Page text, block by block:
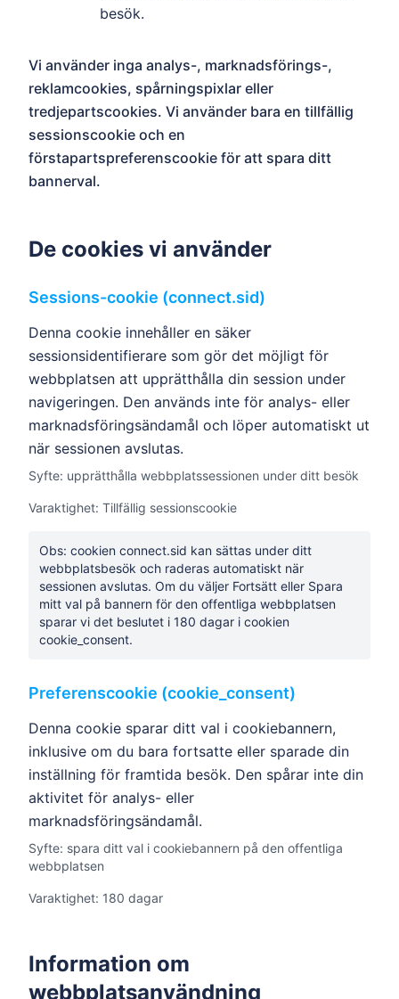
besök.
Vi använder inga analys-, marknadsförings-,
reklamcookies, spårningspixlar eller
tredjepartscookies. Vi använder bara en tillfällig
sessionscookie och en
förstapartspreferenscookie för att spara ditt
bannerval.
De cookies vi använder
Sessions-cookie (connect.sid)
Denna cookie innehåller en säker
sessionsidentifierare som gör det möjligt för
webbplatsen att upprätthålla din session under
navigeringen. Den används inte för analys- eller
marknadsföringsändamål och löper automatiskt ut
när sessionen avslutas.
Syfte: upprätthålla webbplatssessionen under ditt besök
Varaktighet: Tillfällig sessionscookie
Obs: cookien connect.sid kan sättas under ditt
webbplatsbesök och raderas automatiskt när
sessionen avslutas. Om du väljer Fortsätt eller Spara
mitt val på bannern för den offentliga webbplatsen
sparar vi det beslutet i 180 dagar i cookien
cookie_consent.
Preferenscookie (cookie_consent)
Denna cookie sparar ditt val i cookiebannern,
inklusive om du bara fortsatte eller sparade din
inställning för framtida besök. Den spårar inte din
aktivitet för analys- eller
marknadsföringsändamål.
Syfte: spara ditt val i cookiebannern på den offentliga
webbplatsen
Varaktighet: 180 dagar
Information om
webbplatsanvändning